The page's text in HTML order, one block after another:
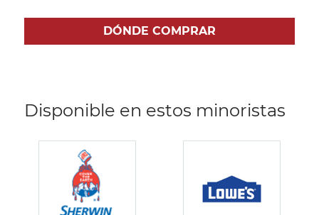
DÓNDE COMPRAR
Disponible en estos minoristas